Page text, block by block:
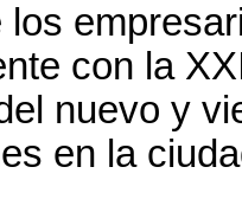
los
con la
nuevo y
en la